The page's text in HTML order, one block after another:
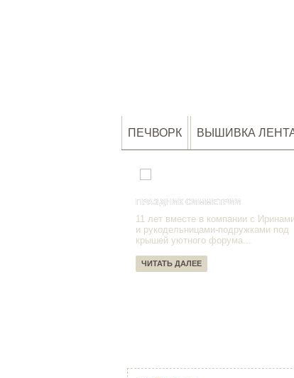
ПЕЧВОРК ВЫШИВКА
ПРАЗДНИК СИММЕТРИИ
11 лет вместе в компании с Иринами
и рукодельницами-подружками под
крышей уютного форума...
ЧИТАТЬ ДАЛЕЕ